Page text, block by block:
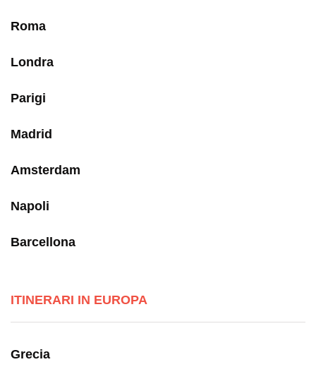
Roma
Londra
Parigi
Madrid
Amsterdam
Napoli
Barcellona
ITINERARI IN EUROPA
Grecia